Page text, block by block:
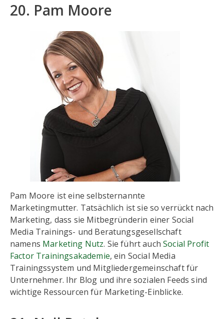
20. Pam Moore
Pam Moore ist eine selbsternannte
Marketingmutter. Tatsächlich ist sie so verrückt nach
Marketing, dass sie Mitbegründerin einer Social
Media Trainings- und Beratungsgesellschaft
namens Marketing Nutz. Sie führt auchSocial Profit
Factor Trainingsakademie, ein Social Media
Trainingssystem und Mitgliedergemeinschaft für
Unternehmer. Ihr Blog und ihre sozialen Feeds sind
wichtige Ressourcen für Marketing-Einblicke.